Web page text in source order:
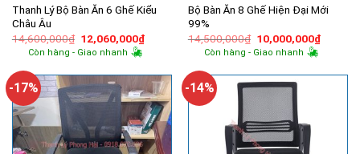
Thanh Lý Bộ Bàn Ăn 6 Ghế Kiểu
Châu Âu
14,600,000₫ Giá
gốc
là:
12,060,000₫Giá
hiện
12,060,000₫.
Còn hàng - Giao nhanh
Bộ Bàn Ăn 8 Ghế Hiện Đại Mới
99%
14,500,000₫ Giá
gốc
là:
10,000,000₫Giá
hiện
Còn hàng - Giao nhanh
-17% -14%